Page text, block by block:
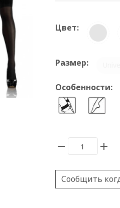
Цвет:
Размер:
Особенности:
Сообщить